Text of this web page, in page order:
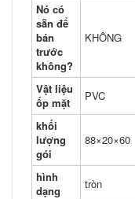
Nó có
sẵn để
bán
trước
không?
KHÔNG
Vật liệu
ốp mặt
PVC
khối
lượng
gói
88×20×60
hình
dạng
tròn